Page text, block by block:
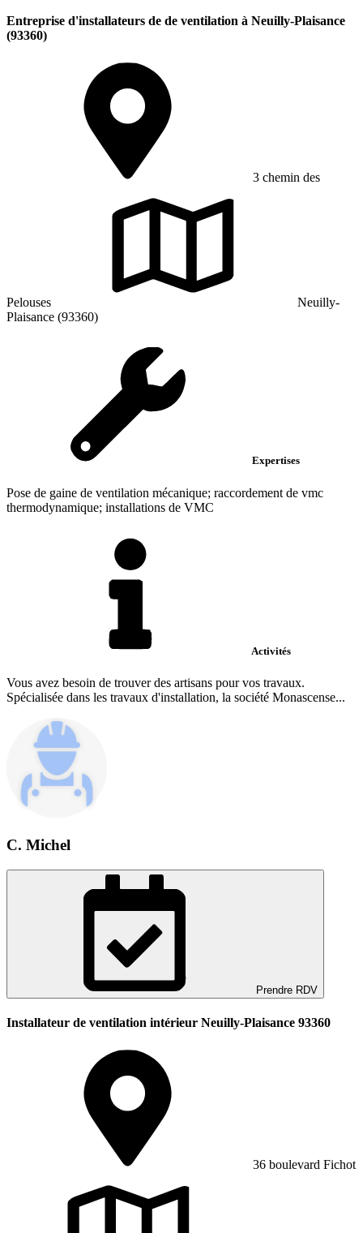
Entreprise d'installateurs de de ventilation à Neuilly-Plaisance
(93360)
3 chemin des
Pelouses
Neuilly-
Plaisance (93360)
Expertises
Pose de gaine de ventilation mécanique; raccordement de vmc
thermodynamique; installations de VMC
Activités
Vous avez besoin de trouver des artisans pour vos travaux.
Spécialisée dans les travaux d'installation, la société Monascense...
C. Michel
Prendre RDV
Installateur de ventilation intérieur Neuilly-Plaisance 93360
36 boulevard Fichot